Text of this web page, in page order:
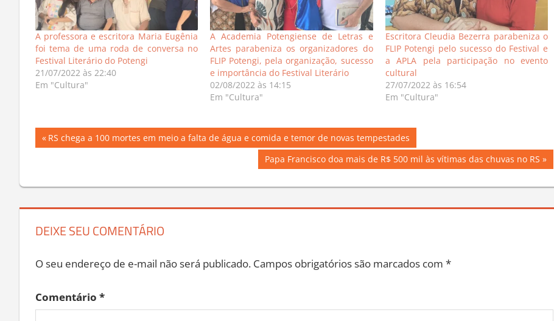
A professora e escritora Maria Eugênia
foi tema de uma roda de conversa no
Festival Literário do Potengi
21/07/2022 às 22:40
Em "Cultura"
A Academia Potengiense de Letras e
Artes parabeniza os organizadores do
FLIP Potengi, pela organização, sucesso
e importância do Festival Literário
02/08/2022 às 14:15
Em "Cultura"
Escritora Cleudia Bezerra parabeniza o
FLIP Potengi pelo sucesso do Festival e
a APLA pela participação no evento
cultural
27/07/2022 às 16:54
Em "Cultura"
Navegação
Post
Previous
Post:
RS chega a 100 mortes em meio a falta de água e comida e temor de novas tempestades
Next
Post:
Papa Francisco doa mais de R$ 500 mil às vítimas das chuvas no RS
DEIXE SEU COMENTÁRIO
O seu endereço de e-mail não será publicado. Campos obrigatórios são marcados com *
Comentário *